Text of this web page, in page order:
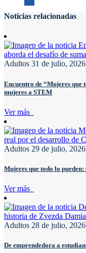
Noticias relacionadas
Adultos 31 de julio, 2026
Encuentro de “Mujeres que
mujeres a STEM
Ver más
Adultos 29 de julio, 2026
Mujeres que todo lo
Ver más
Adultos 28 de julio, 2026
De emprendedora a